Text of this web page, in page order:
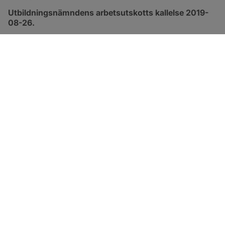
Utbildningsnämndens arbetsutskotts kallelse 2019-
08-26.